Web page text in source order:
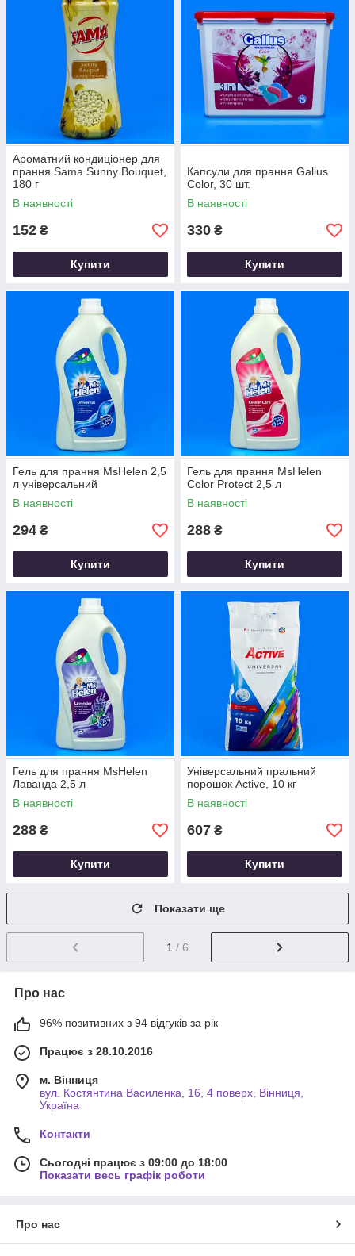
Ароматний кондиціонер для
прання Sama Sunny Bouquet,
180 г
В наявності
152 ₴
Купити
Капсули для прання Gallus
Color, 30 шт.
В наявності
330 ₴
Купити
Гель для прання MsHelen 2,5
л універсальний
В наявності
294 ₴
Купити
Гель для прання MsHelen
Color Protect 2,5 л
В наявності
288 ₴
Купити
Гель для прання MsHelen
Лаванда 2,5 л
В наявності
288 ₴
Купити
Універсальний пральний
порошок Active, 10 кг
В наявності
607 ₴
Купити
Показати ще
1 / 6
Про нас
96% позитивних з 94 відгуків за рік
Працює з 28.10.2016
м. Вінниця
вул. Костянтина Василенка, 16, 4 поверх, Вінниця,
Україна
Контакти
Сьогодні працює з 09:00 до 18:00
Показати весь графік роботи
Про нас